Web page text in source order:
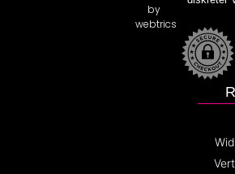
by
webtrics